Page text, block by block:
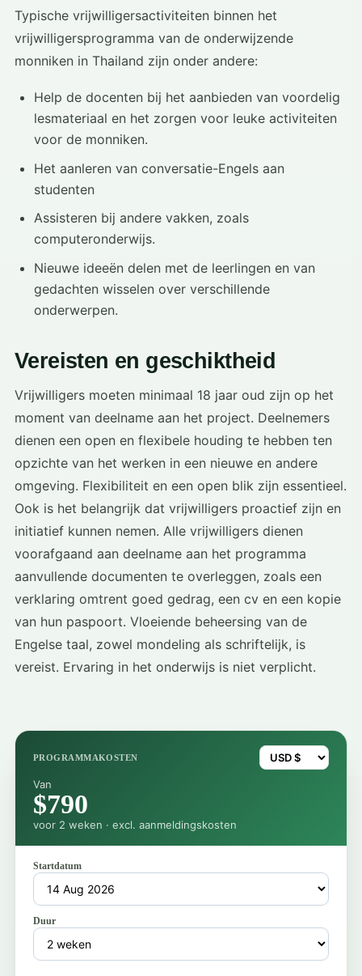
Typische vrijwilligersactiviteiten binnen het
vrijwilligersprogramma van de onderwijzende
monniken in Thailand zijn onder andere:
Help de docenten bij het aanbieden van voordelig
lesmateriaal en het zorgen voor leuke activiteiten
voor de monniken.
Het aanleren van conversatie-Engels aan
studenten
Assisteren bij andere vakken, zoals
computeronderwijs.
Nieuwe ideeën delen met de leerlingen en van
gedachten wisselen over verschillende
onderwerpen.
Vereisten en geschiktheid
Vrijwilligers moeten minimaal 18 jaar oud zijn op het
moment van deelname aan het project. Deelnemers
dienen een open en flexibele houding te hebben ten
opzichte van het werken in een nieuwe en andere
omgeving. Flexibiliteit en een open blik zijn essentieel.
Ook is het belangrijk dat vrijwilligers proactief zijn en
initiatief kunnen nemen. Alle vrijwilligers dienen
voorafgaand aan deelname aan het programma
aanvullende documenten te overleggen, zoals een
verklaring omtrent goed gedrag, een cv en een kopie
van hun paspoort. Vloeiende beheersing van de
Engelse taal, zowel mondeling als schriftelijk, is
vereist. Ervaring in het onderwijs is niet verplicht.
PROGRAMMAKOSTEN
Van
$790
voor 2 weken · excl. aanmeldingskosten
Startdatum
Duur